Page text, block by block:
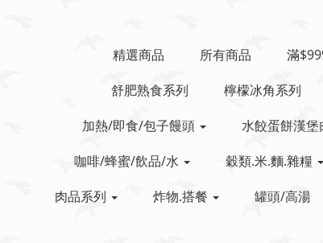
精選商品 所有商品 滿
舒肥熟食系列
檸檬冰角系列
加熱/即食/包子饅頭
水餃蛋餅漢堡
咖啡/蜂蜜/飲品/水
穀類.米.麵.雜糧
肉品系列
炸物.搭餐 罐頭/高湯